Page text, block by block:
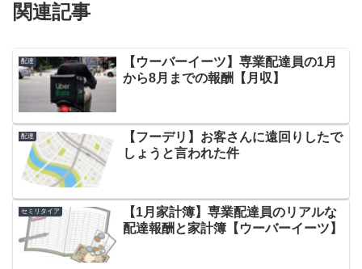
関連記事
配達
【ウーバーイーツ】専業配達員の1月
から8月までの報酬【月収】
配達
【フーデリ】お客さんに遠回りしたで
しょうと言われた件
セミリタイア
【1月家計簿】専業配達員のリアルな
配達報酬と家計簿【ウーバーイーツ】